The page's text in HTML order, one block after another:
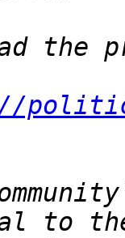
to